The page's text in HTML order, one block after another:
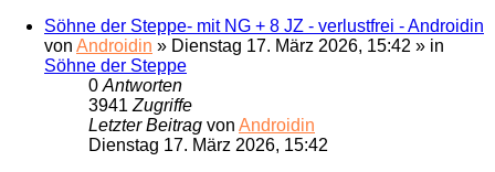
Söhne der Steppe- mit NG + 8 JZ - verlustfrei - Androidin
von Androidin » Dienstag 17. März 2026, 15:42 » in
Söhne der Steppe
0Antworten
3941Zugriffe
Letzter Beitrag von Androidin
Dienstag 17. März 2026, 15:42